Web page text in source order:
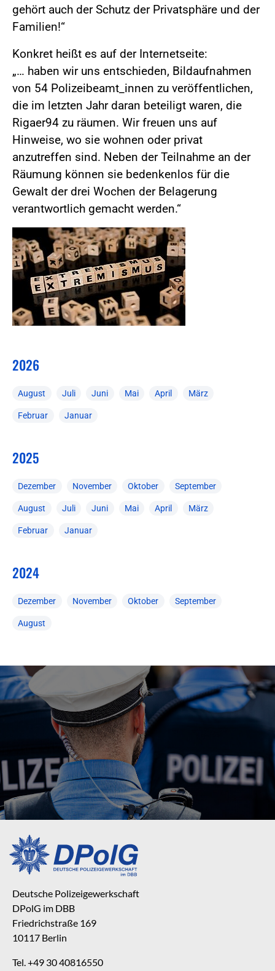
gehört auch der Schutz der Privatsphäre und der
Familien!“
Konkret heißt es auf der Internetseite:
„… haben wir uns entschieden, Bildaufnahmen
von 54 Polizeibeamt_innen zu veröffentlichen,
die im letzten Jahr daran beteiligt waren, die
Rigaer94 zu räumen. Wir freuen uns auf
Hinweise, wo sie wohnen oder privat
anzutreffen sind. Neben der Teilnahme an der
Räumung können sie bedenkenlos für die
Gewalt der drei Wochen der Belagerung
verantwortlich gemacht werden.“
2026
August Juli Juni Mai April März
Februar Januar
2025
Dezember November Oktober September
August Juli Juni Mai April März
Februar Januar
2024
Dezember November Oktober September
August
Deutsche Polizeigewerkschaft
DPolG im DBB
Friedrichstraße 169
10117 Berlin
Tel. +49 30 40816550